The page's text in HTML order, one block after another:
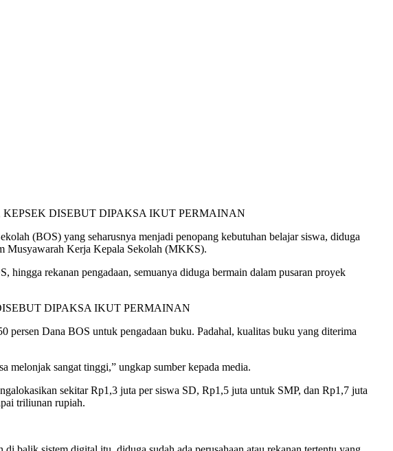
(BOS) yang seharusnya menjadi penopang kebutuhan belajar siswa, diduga
Musyawarah Kerja Kepala Sekolah (MKKS).
hingga rekanan pengadaan, semuanya diduga bermain dalam pusaran proyek
persen Dana BOS untuk pengadaan buku. Padahal, kualitas buku yang diterima
melonjak sangat tinggi,” ungkap sumber kepada media.
sekitar Rp1,3 juta per siswa SD, Rp1,5 juta untuk SMP, dan Rp1,7 juta
triliunan rupiah.